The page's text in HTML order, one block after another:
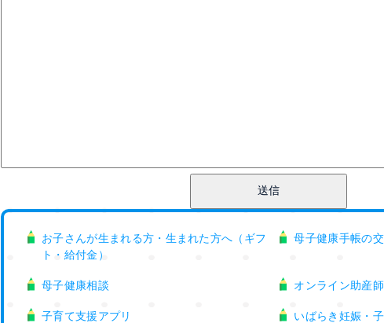
お子さんが生まれる方・生まれた方へ（ギフ
ト・給付金）
母子健康手帳の
母子健康相談 オンライン助産
子育て支援アプリ いばらき妊娠・